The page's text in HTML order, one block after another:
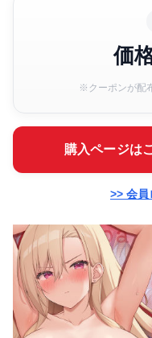
価
※クーポンが配
購入ページは
>> 会員